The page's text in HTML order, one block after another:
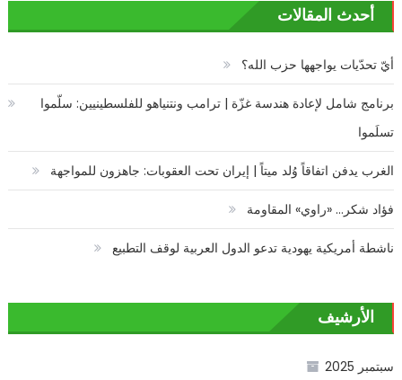
أحدث المقالات
أيّ تحدّيات يواجهها حزب الله؟
برنامج شامل لإعادة هندسة غزّة | ترامب ونتنياهو للفلسطينيين: سلّموا
تسلَموا
الغرب يدفن اتفاقاً وُلد ميتاً | إيران تحت العقوبات: جاهزون للمواجهة
فؤاد شكر… «راوي» المقاومة
ناشطة أمريكية يهودية تدعو الدول العربية لوقف التطبيع
الأرشيف
سبتمبر 2025